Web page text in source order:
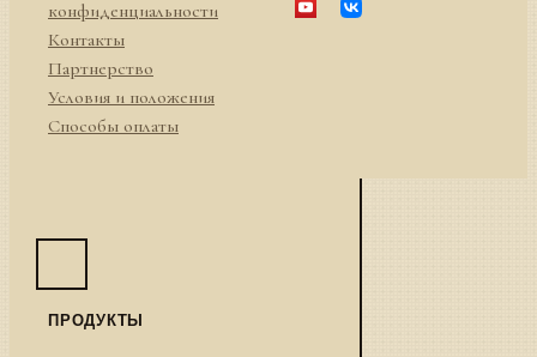
конфиденциальности
Контакты
Партнерство
Условия и положения
Способы оплаты
ПРОДУКТЫ